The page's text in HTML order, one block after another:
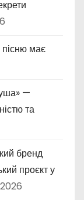
має
—
та
бренд
проєкт у